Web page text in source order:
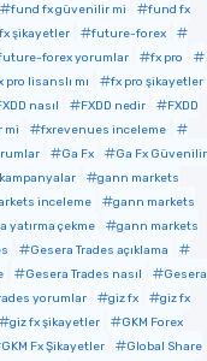
fund fx güvenilir mi
fund fx
şikayetler
future-forex
forex yorumlar
fx pro
pro lisanslı mı
fx pro şikayetler
nasıl FXDD nedir
FXDD
mi
fxrevenues inceleme
Ga Fx
Ga Fx Güvenilir
gann markets
inceleme
gann markets
yatırma çekme
gann markets
Gesera Trades açıklama
Gesera Trades nasıl
Gesera
yorumlar giz fx
giz fx
giz fx şikayetler
GKM Forex
GKM Fx Şikayetler
Global Share